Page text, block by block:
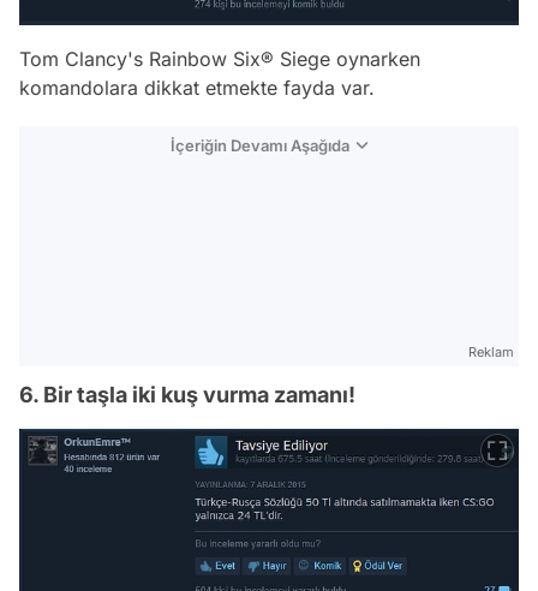
Tom Clancy's Rainbow Six® Siege oynarken
komandolara dikkat etmekte fayda var.
İçeriğin Devamı Aşağıda
Reklam
6. Bir taşla iki kuş vurma zamanı!